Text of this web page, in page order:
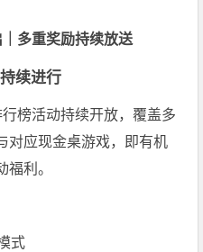
多重奖励持续放送
续进行
榜活动持续开放，覆盖多
对应现金桌游戏，即有机
福利。
式